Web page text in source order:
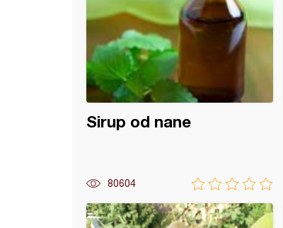
Sirup od nane
80604
slatko od šljiva